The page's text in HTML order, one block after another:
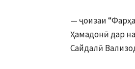
— ҷоизаи
Ҳамадонӣ дар
Сайдалӣ